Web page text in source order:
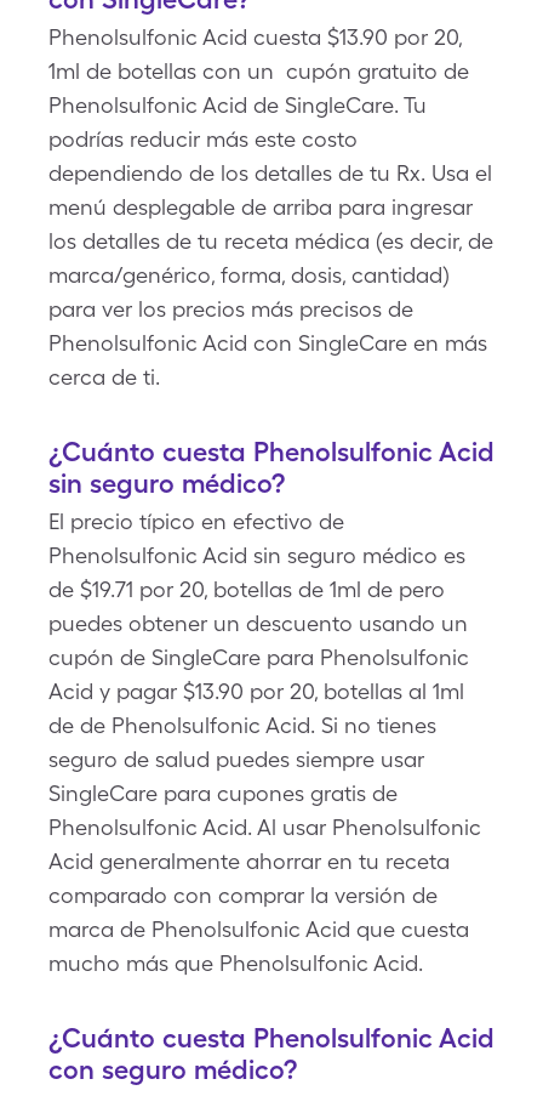
Phenolsulfonic Acid cuesta $13.90 por 20,
1ml de botellas con un cupón gratuito de
Phenolsulfonic Acid de SingleCare. Tu
podrías reducir más este costo
dependiendo de los detalles de tu Rx. Usa el
menú desplegable de arriba para ingresar
los detalles de tu receta médica (es decir, de
marca/genérico, forma, dosis, cantidad)
para ver los precios más precisos de
Phenolsulfonic Acid con SingleCare en más
cerca de ti.
¿Cuánto cuesta Phenolsulfonic Acid
sin seguro médico?
El precio típico en efectivo de
Phenolsulfonic Acid sin seguro médico es
de $19.71 por 20, botellas de 1ml de pero
puedes obtener un descuento usando un
cupón de SingleCare para Phenolsulfonic
Acid y pagar $13.90 por 20, botellas al 1ml
de de Phenolsulfonic Acid. Si no tienes
seguro de salud puedes siempre usar
SingleCare para cupones gratis de
Phenolsulfonic Acid. Al usar Phenolsulfonic
Acid generalmente ahorrar en tu receta
comparado con comprar la versión de
marca de Phenolsulfonic Acid que cuesta
mucho más que Phenolsulfonic Acid.
¿Cuánto cuesta Phenolsulfonic Acid
con seguro médico?